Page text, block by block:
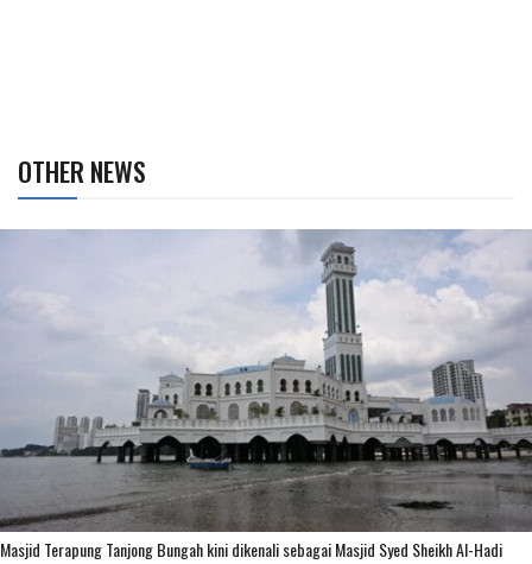
OTHER NEWS
Masjid Terapung Tanjong Bungah kini dikenali sebagai Masjid Syed Sheikh Al-Hadi